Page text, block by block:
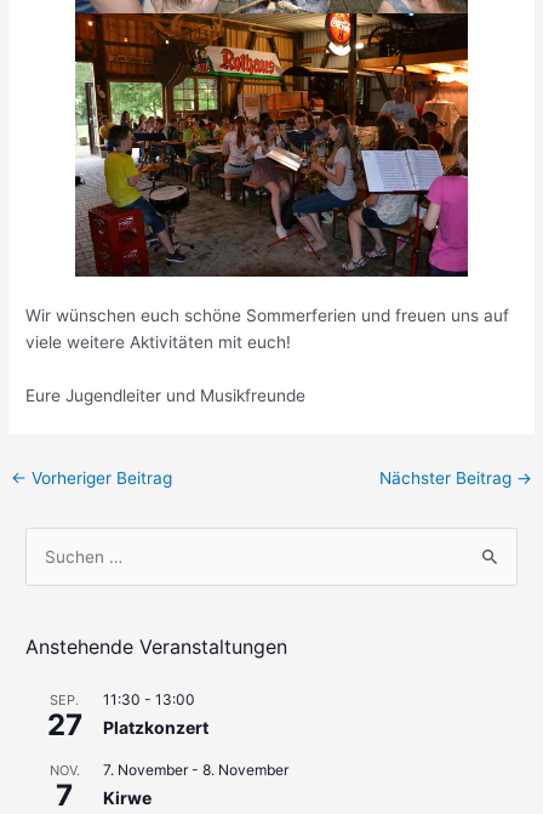
Wir wünschen euch schöne Sommerferien und freuen uns auf
viele weitere Aktivitäten mit euch!
Eure Jugendleiter und Musikfreunde
Beitragsnavigation
← Vorheriger Beitrag Nächster Beitrag →
h
Anstehende Veranstaltungen
SEP.
27
11:30 -13:00
Platzkonzert
NOV.
7
7. November-8. November
Kirwe